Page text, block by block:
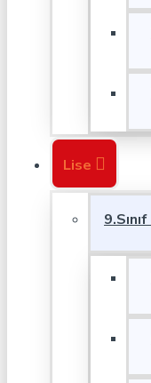
Lise
9.Sınıf